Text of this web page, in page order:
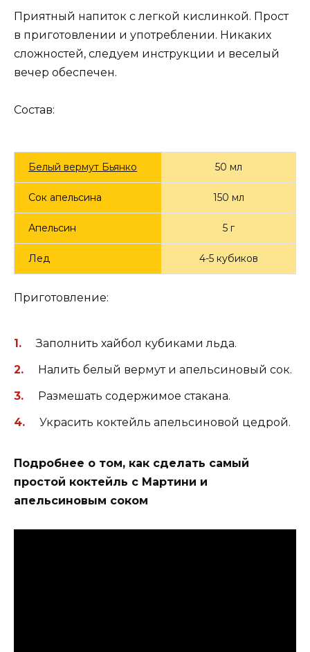
Приятный напиток с легкой кислинкой. Прост
в приготовлении и употреблении. Никаких
сложностей, следуем инструкции и веселый
вечер обеспечен.
Состав:
Белый вермут Бьянко 50 мл
Сок апельсина 150 мл
Апельсин 5 г
Лед 4-5 кубиков
Приготовление:
Заполнить хайбол кубиками льда.
Налить белый вермут и апельсиновый сок.
Размешать содержимое стакана.
Украсить коктейль апельсиновой цедрой.
Подробнее о том, как сделать самый
простой коктейль с Мартини и
апельсиновым соком